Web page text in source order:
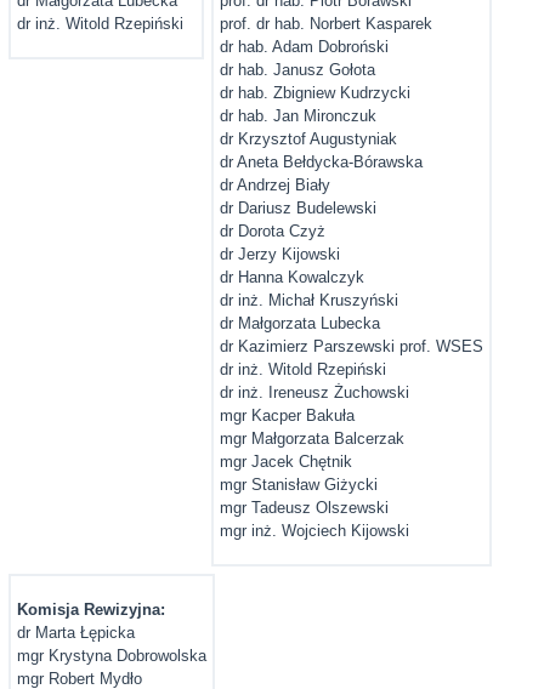
dr inż. Witold Rzepiński
prof. dr hab. Norbert Kasparek
dr hab. Adam Dobroński
dr hab. Janusz Gołota
dr hab. Zbigniew Kudrzycki
dr hab. Jan Mironczuk
dr Krzysztof Augustyniak
dr Aneta Bełdycka-Bórawska
dr Andrzej Biały
dr Dariusz Budelewski
dr Dorota Czyż
dr Jerzy Kijowski
dr Hanna Kowalczyk
dr inż. Michał Kruszyński
dr Małgorzata Lubecka
dr Kazimierz Parszewski prof. WSES
dr inż. Witold Rzepiński
dr inż. Ireneusz Żuchowski
mgr Kacper Bakuła
mgr Małgorzata Balcerzak
mgr Jacek Chętnik
mgr Stanisław Giżycki
mgr Tadeusz Olszewski
mgr inż. Wojciech Kijowski
Komisja Rewizyjna:
dr Marta Łępicka
mgr Krystyna Dobrowolska
mgr Robert Mydło